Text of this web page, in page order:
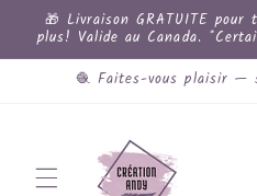
et
passer
au
contenu
🎁 Livraison GRATUITE
plus! Valide au Canada.
🧶 Faites-vous plaisir —